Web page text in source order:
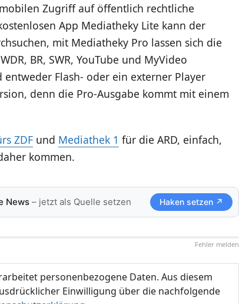
Zugriff auf öffentlich rechtliche
App Mediatheky Lite kann der
mit Mediatheky Pro lassen sich die
BR, SWR, YouTube und MyVideo
Flash- oder ein externer Player
denn die Pro-Ausgabe kommt mit einem
ZDFund Mediathek 1 für die ARD, einfach,
kommen.
News– jetzt als Quelle setzen Haken setzen ↗
Fehler melden
personenbezogene Daten. Aus diesem
Einwilligung über die nachfolgende